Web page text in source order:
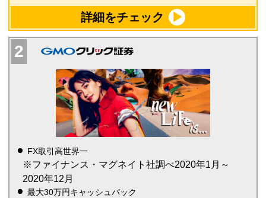
詳細をチェック
FX取引高世界一
※ファイナンス・マグネイト社調べ2020年1月～
2020年12月
最大30万円キャッシュバック